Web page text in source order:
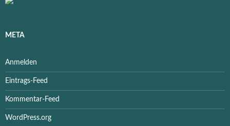
META
Anmelden
Eintrags-Feed
Kommentar-Feed
WordPress.org